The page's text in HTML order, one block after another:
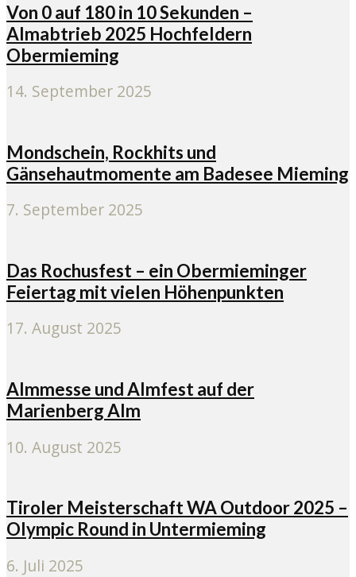
Von 0 auf 180 in 10 Sekunden –
Almabtrieb 2025 Hochfeldern
Obermieming
14. September 2025
Mondschein, Rockhits und
Gänsehautmomente am Badesee Mieming
7. September 2025
Das Rochusfest – ein Obermieminger
Feiertag mit vielen Höhenpunkten
17. August 2025
Almmesse und Almfest auf der
Marienberg Alm
10. August 2025
Tiroler Meisterschaft WA Outdoor 2025 –
Olympic Round in Untermieming
6. Juli 2025